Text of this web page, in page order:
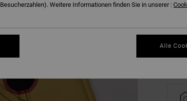
8/
Weitere Informationen finden Sie in unserer :
Alle